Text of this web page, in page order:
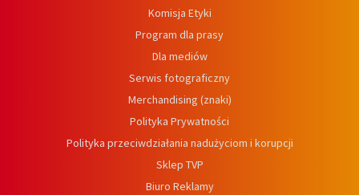
Komisja Etyki
Program dla prasy
Dla mediów
Serwis fotograficzny
Merchandising (znaki)
Polityka Prywatności
Polityka przeciwdziałania nadużyciom i korupcji
Sklep TVP
Biuro Reklamy